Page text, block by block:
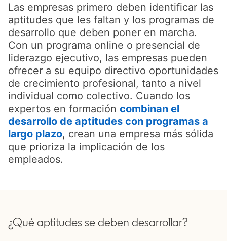
Las empresas primero deben identificar las
aptitudes que les faltan y los programas de
desarrollo que deben poner en marcha.
Con un programa online o presencial de
liderazgo ejecutivo, las empresas pueden
ofrecer a su equipo directivo oportunidades
de crecimiento profesional, tanto a nivel
individual como colectivo. Cuando los
expertos en formación combinan el
desarrollo de aptitudes con programas a
largo plazoopens in a new tab
, crean una empresa más sólida
que prioriza la implicación de los
empleados.
¿Qué aptitudes se deben desarrollar?